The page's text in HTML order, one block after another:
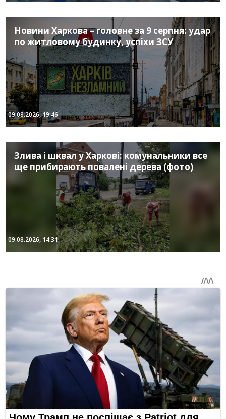
Новини Харкова – головне за 9 серпня: удар
по житловому будинку, успіхи ЗСУ
09.08.2026, 19:46
Злива і шквал у Харкові: комунальники все
ще прибирають повалені дерева (фото)
09.08.2026, 14:31